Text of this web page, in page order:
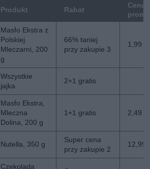
Produkt Rabat
Cena
Masło Ekstra z
Polskiej
Mleczarni, 200
g
66% taniej
przy zakupie 3
1,99
Wszystkie
jajka
2+1 gratis
Masło Ekstra,
Mleczna
Dolina, 200 g
1+1 gratis 2,49
Nutella, 350 g
Super cena
przy zakupie 2
12,99
Czekolada